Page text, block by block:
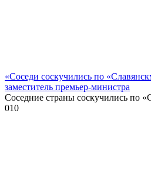
«Соседи соскучились по
заместитель премьер-министра
Соседние страны соскучились по
010